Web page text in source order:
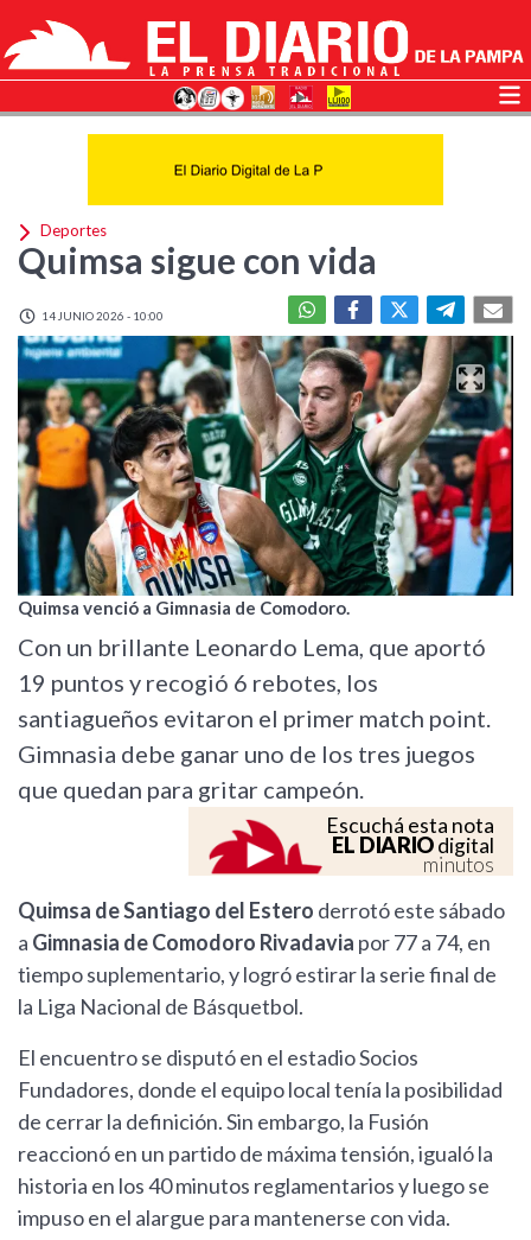
Deportes
Quimsa sigue con vida
14 JUNIO 2026 - 10:00
Quimsa venció a Gimnasia de Comodoro.
Con un brillante Leonardo Lema, que aportó
19 puntos y recogió 6 rebotes, los
santiagueños evitaron el primer match point.
Gimnasia debe ganar uno de los tres juegos
que quedan para gritar campeón.
Escuchá esta nota
EL DIARIOdigital
minutos
Quimsa de Santiago del Estero derrotó este sábado
a Gimnasia de Comodoro Rivadavia por 77 a 74, en
tiempo suplementario, y logró estirar la serie final de
la Liga Nacional de Básquetbol.
El encuentro se disputó en el estadio Socios
Fundadores, donde el equipo local tenía la posibilidad
de cerrar la definición. Sin embargo, la Fusión
reaccionó en un partido de máxima tensión, igualó la
historia en los 40 minutos reglamentarios y luego se
impuso en el alargue para mantenerse con vida.